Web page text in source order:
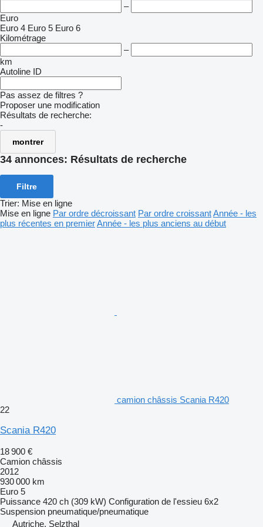
–
Euro
Euro 4 Euro 5 Euro 6
Kilométrage
–
km
Autoline ID
Pas assez de filtres ?
Proposer une modification
Résultats de recherche:
-
montrer
34 annonces: Résultats de recherche
Filtre
Trier: Mise en ligne
Mise en ligne Par ordre décroissant Par ordre croissantAnnée - les
plus récentes en premierAnnée - les plus anciens au début
camion châssis Scania R420
22
Scania R420
18 900 €
Camion châssis
2012
930 000 km
Euro 5
Puissance 420 ch (309 kW) Configuration de l'essieu 6x2
Suspension pneumatique/pneumatique
Autriche, Selzthal